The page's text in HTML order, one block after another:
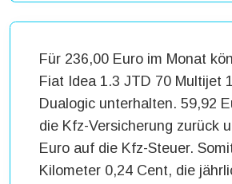
Für 236,00 Euro im Monat
Fiat Idea 1.3 JTD 70 Multijet
Dualogic unterhalten. 59,92
die Kfz-Versicherung zurück
Euro auf die Kfz-Steuer.
Kilometer 0,24 Cent, die